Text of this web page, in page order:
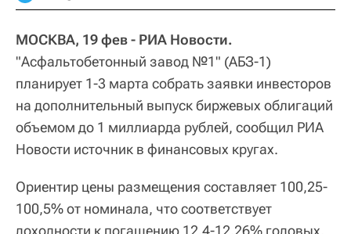
МОСКВА, 19 фев - РИА Новости.
"Асфальтобетонный завод №1" (АБЗ-1)
планирует 1-3 марта собрать заявки инвесторов
на дополнительный выпуск биржевых облигаций
объемом до 1 миллиарда рублей, сообщил РИА
Новости источник в финансовых кругах.
Ориентир цены размещения составляет 100,25-
100,5% от номинала, что соответствует
доходности к погашению 12,4-12,26% годовых.